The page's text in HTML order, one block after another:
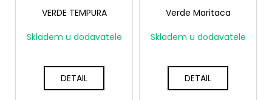
VERDE TEMPURA
Skladem u dodavatele
DETAIL
Verde Maritaca
Skladem u dodavatele
DETAIL